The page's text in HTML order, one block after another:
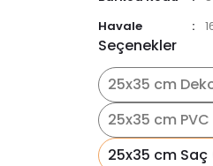
Havale
Seçenekler
25x35 cm
25x35 cm
25x35 cm